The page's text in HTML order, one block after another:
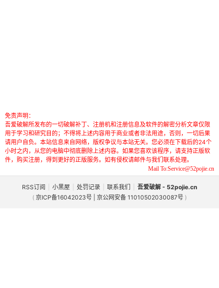
免责声明：
吾爱破解所发布的一切破解补丁、注册机和注册信息及软件的解密分析文章仅限
用于学习和研究目的；不得将上述内容用于商业或者非法用途，否则，一切后果
请用户自负。本站信息来自网络，版权争议与本站无关。您必须在下载后的24个
小时之内，从您的电脑中彻底删除上述内容。如果您喜欢该程序，请支持正版软
件，购买注册，得到更好的正版服务。如有侵权请邮件与我们联系处理。
Mail To:Service@52pojie.cn
RSS订阅 小黑屋 处罚记录 联系我们
吾爱破解 - 52pojie.cn
( 京ICP备16042023号 | 京公网安备 11010502030087号 )